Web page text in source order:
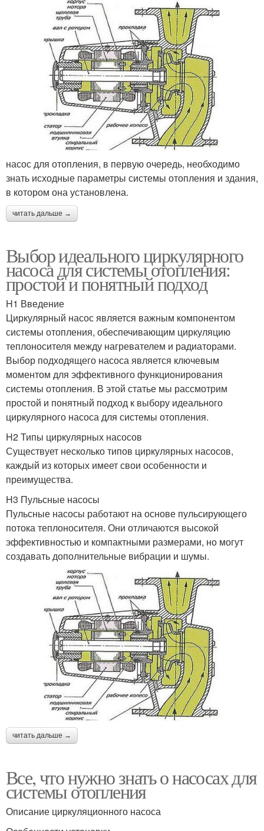
насос для отопления, в первую очередь, необходимо
знать исходные параметры системы отопления и здания,
в котором она установлена.
читать дальше →
Выбор идеального циркулярного
насоса для системы отопления:
простой и понятный подход
H1 Введение
Циркулярный насос является важным компонентом
системы отопления, обеспечивающим циркуляцию
теплоносителя между нагревателем и радиаторами.
Выбор подходящего насоса является ключевым
моментом для эффективного функционирования
системы отопления. В этой статье мы рассмотрим
простой и понятный подход к выбору идеального
циркулярного насоса для системы отопления.
H2 Типы циркулярных насосов
Существует несколько типов циркулярных насосов,
каждый из которых имеет свои особенности и
преимущества.
H3 Пульсные насосы
Пульсные насосы работают на основе пульсирующего
потока теплоносителя. Они отличаются высокой
эффективностью и компактными размерами, но могут
создавать дополнительные вибрации и шумы.
читать дальше →
Все, что нужно знать о насосах для
системы отопления
Описание циркуляционного насоса